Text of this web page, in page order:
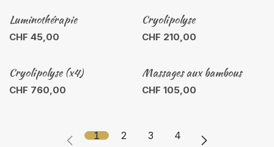
Luminothérapie
CHF 45,00
Cryolipolyse
CHF 210,00
Cryolipolyse (x4)
CHF 760,00
Massages aux bambous
CHF 105,00
1 2 3 4